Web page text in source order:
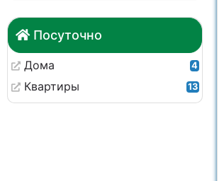
Посуточно
Дома 4
Квартиры 13